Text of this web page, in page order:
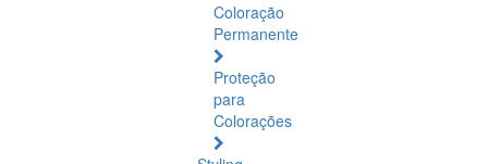
Coloração
Permanente
Proteção
para
Colorações